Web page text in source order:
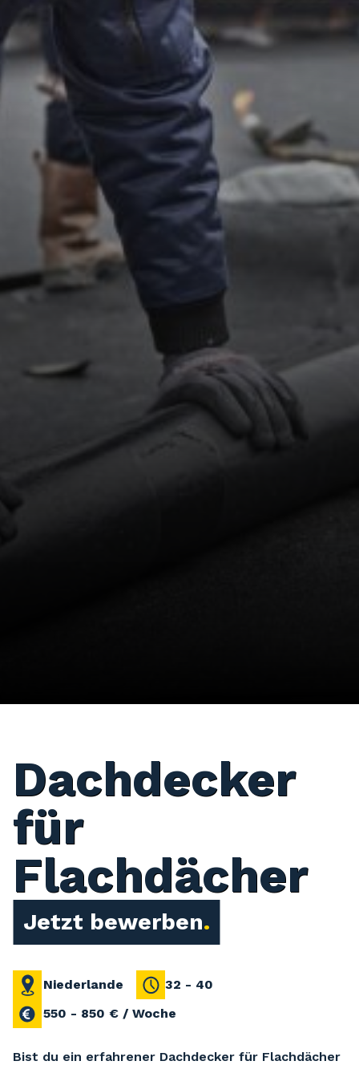
Dachdecker
für
Flachdächer
Jetzt bewerben
Niederlande
32 - 40
550 - 850 € / Woche
Bist du ein erfahrener Dachdecker für Flachdächer